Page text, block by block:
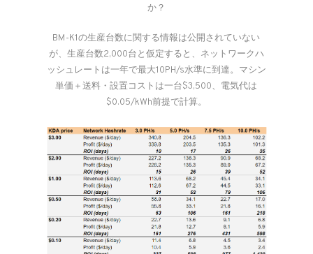
か？
BM-K1の生産台数に関する情報は公開されていない
が、生産台数2,000台と仮定すると、ネットワークハ
ッシュレートは一年で最大10PH/s水準に到達。マシン
単価＋送料・設置コストは一台$3,500、電気代は
$0.05/kWh前提で計算。